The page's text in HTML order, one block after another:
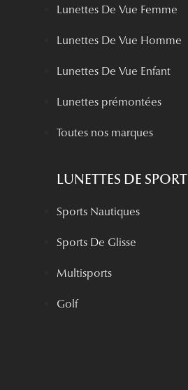
Lunettes De Vue Femme
Lunettes De Vue Homme
Lunettes De Vue Enfant
Lunettes prémontées
Toutes nos marques
LUNETTES DE SPORT
Sports Nautiques
Sports De Glisse
Multisports
Golf